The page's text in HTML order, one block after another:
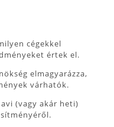
cégekkel
értek el.
elmagyarázza,
várhatók.
(vagy akár heti)